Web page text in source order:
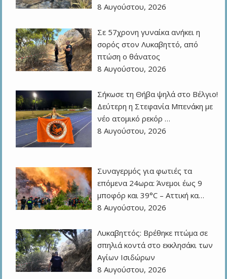
8 Αυγούστου, 2026
Σε 57χρονη γυναίκα ανήκει η
σορός στον Λυκαβηττό, από
πτώση ο θάνατος
8 Αυγούστου, 2026
Σήκωσε τη Θήβα ψηλά στο Βέλγιο!
Δεύτερη η Στεφανία Μπενάκη με
νέο ατομικό ρεκόρ …
8 Αυγούστου, 2026
Συναγερμός για φωτιές τα
επόμενα 24ωρα: Άνεμοι έως 9
μποφόρ και 39°C – Αττική κα…
8 Αυγούστου, 2026
Λυκαβηττός: Βρέθηκε πτώμα σε
σπηλιά κοντά στο εκκλησάκι των
Αγίων Ισιδώρων
8 Αυγούστου, 2026